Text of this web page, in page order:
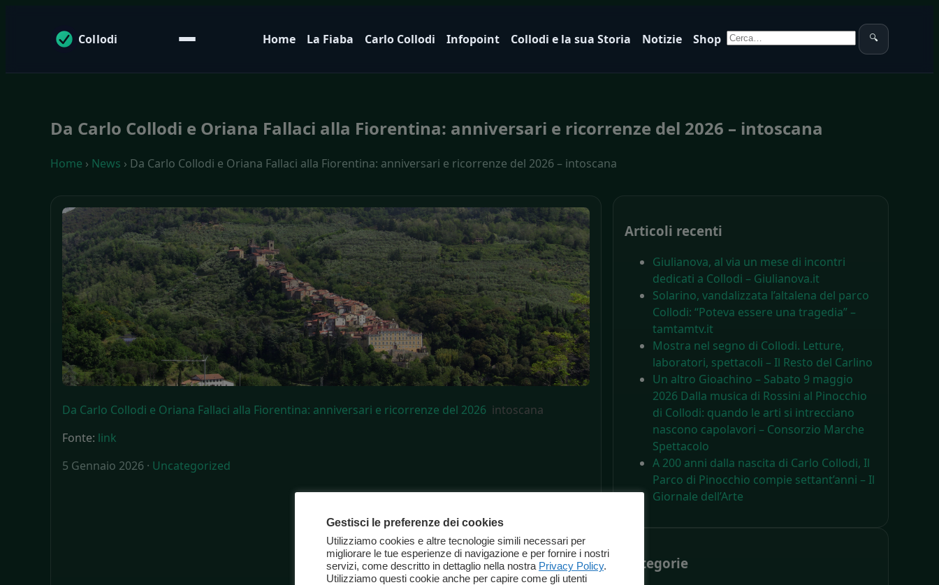
Collodi Home La Fiaba Carlo Collodi Infopoint Collodi e la sua Storia Notizie Shop Cerca: 🔍
Da Carlo Collodi e Oriana Fallaci alla Fiorentina: anniversari e ricorrenze del 2026 – intoscana
Home › News › Da Carlo Collodi e Oriana Fallaci alla Fiorentina: anniversari e ricorrenze del 2026 – intoscana
Da Carlo Collodi e Oriana Fallaci alla Fiorentina: anniversari e ricorrenze del 2026 intoscana
Fonte: link
5 Gennaio 2026 · Uncategorized
Articoli recenti
Giulianova, al via un mese di incontri
dedicati a Collodi – Giulianova.it
Solarino, vandalizzata l’altalena del parco
Collodi: “Poteva essere una tragedia” –
tamtamtv.it
Mostra nel segno di Collodi. Letture,
laboratori, spettacoli – Il Resto del Carlino
Un altro Gioachino – Sabato 9 maggio
2026 Dalla musica di Rossini al Pinocchio
di Collodi: quando le arti si intrecciano
nascono capolavori – Consorzio Marche
Spettacolo
A 200 anni dalla nascita di Carlo Collodi, Il
Parco di Pinocchio compie settant’anni – Il
Giornale dell’Arte
Categorie
Gestisci le preferenze dei cookies
Utilizziamo cookies e altre tecnologie simili necessari per
migliorare le tue esperienze di navigazione e per fornire i nostri
servizi, come descritto in dettaglio nella nostra Privacy Policy.
Utilizziamo questi cookie anche per capire come gli utenti